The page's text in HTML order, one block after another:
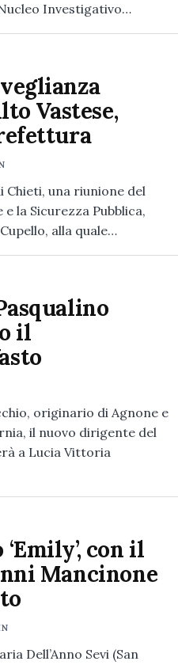
Investigativo…
Vastese,
Chieti, una riunione del
la Sicurezza Pubblica,
alla quale…
il
originario di Agnone e
il nuovo dirigente del
a Lucia Vittoria
con il
Mancinone
Dell’Anno Sevi (San